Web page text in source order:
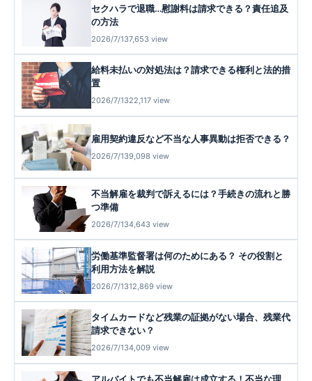
セクハラで退職…慰謝料は請求できる？責任追及
の方法
2026/7/137,653 view
給料未払いの対処法は？請求できる権利と法的措
置
2026/7/1322,117 view
雇用契約違反など不当な人事異動は拒否できる？
2026/7/139,098 view
不当解雇を裁判で訴えるには？手続きの流れと勝
つ準備
2026/7/134,643 view
労働基準監督署は何のためにある？ その役割と
利用方法を解説
2026/7/1312,869 view
タイムカードなど残業の証拠がない場合、残業代
請求できない？
2026/7/134,009 view